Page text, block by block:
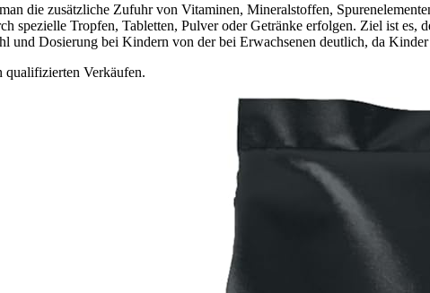
die zusätzliche Zufuhr von Vitaminen, Mineralstoffen,
spezielle Tropfen, Tabletten, Pulver oder Getränke erfolgen. Ziel ist
und Dosierung bei Kindern von der bei Erwachsenen deutlich, da
qualifizierten Verkäufen.